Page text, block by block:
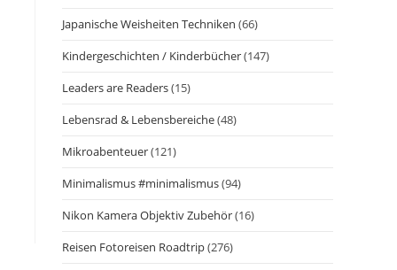
Japanische Weisheiten Techniken (66)
Kindergeschichten / Kinderbücher(147)
Leaders are Readers(15)
Lebensrad & Lebensbereiche(48)
Mikroabenteuer(121)
Minimalismus #minimalismus(94)
Nikon Kamera Objektiv Zubehör(16)
Reisen Fotoreisen Roadtrip(276)